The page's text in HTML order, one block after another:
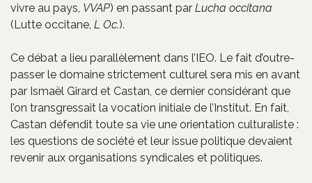
vivre au pays, VVAP) en passant par Lucha occitana
(Lutte occitane, L Oc.).
Ce débat a lieu parallèlement dans l’IEO. Le fait d’outre-
passer le domaine strictement culturel sera mis en avant
par Ismaël Girard et Castan, ce dernier considérant que
l’on transgressait la vocation initiale de l’Institut. En fait,
Castan défendit toute sa vie une orientation culturaliste :
les questions de société et leur issue politique devaient
revenir aux organisations syndicales et politiques.